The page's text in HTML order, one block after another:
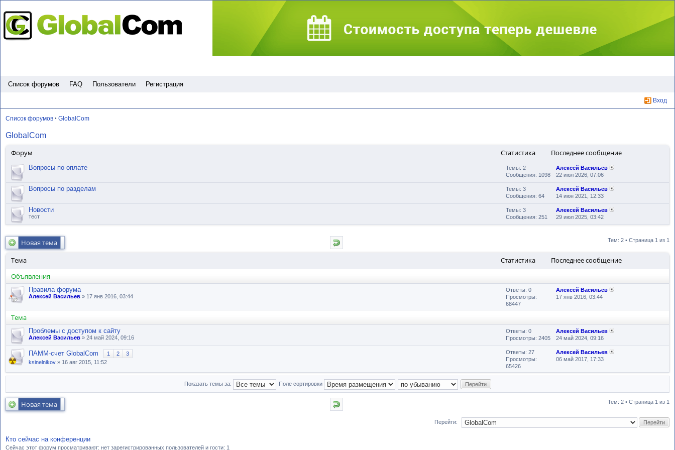
Список форумов FAQ Пользователи Регистрация
Вход
Список форумов • GlobalCom
GlobalCom
Статистика Последнее сообщение
Форум
Темы: 2
Сообщения: 1098
Алексей Васильев
22 июл 2026, 07:06
Вопросы по оплате
Темы: 3
Сообщения: 64
Алексей Васильев
14 июн 2021, 12:33
Вопросы по разделам
Темы: 3
Сообщения: 251
Алексей Васильев
29 июл 2025, 03:42
Новости
тест
Новая тема Тем: 2 • Страница 1 из 1
Статистика Последнее сообщение
Тема
Объявления
Ответы: 0
Просмотры:
68447
Алексей Васильев
17 янв 2016, 03:44
Правила форума
Алексей Васильев » 17 янв 2016, 03:44
Тема
Ответы: 0
Просмотры: 2405
Алексей Васильев
24 май 2024, 09:16
Проблемы с доступом к сайту
Алексей Васильев » 24 май 2024, 09:16
Ответы: 27
Просмотры:
65426
Алексей Васильев
06 май 2017, 17:33
ПАММ-счет GlobalCom 1 2
3
ksinelnikov » 16 авг 2015, 11:52
Показать темы за: Поле сортировки
Новая тема Тем: 2 • Страница 1 из 1
Перейти:
Кто сейчас на конференции
Сейчас этот форум просматривают: нет зарегистрированных пользователей и гости: 1